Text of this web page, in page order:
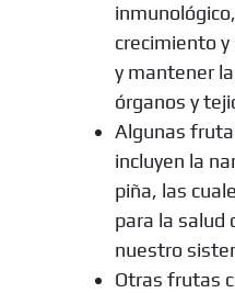
crecimiento
y mantener
órganos y
Algunas
incluyen la
piña, las
para la salud
nuestro
Otras frutas